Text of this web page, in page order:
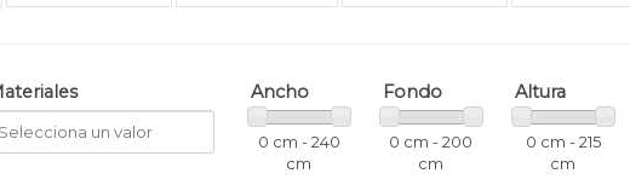
Ancho
0 cm - 240
cm
Fondo
0 cm - 200
cm
Altura
0 cm - 215
cm